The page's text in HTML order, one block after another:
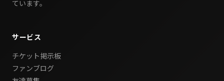
ています。
サービス
チケット掲示板
ファンブログ